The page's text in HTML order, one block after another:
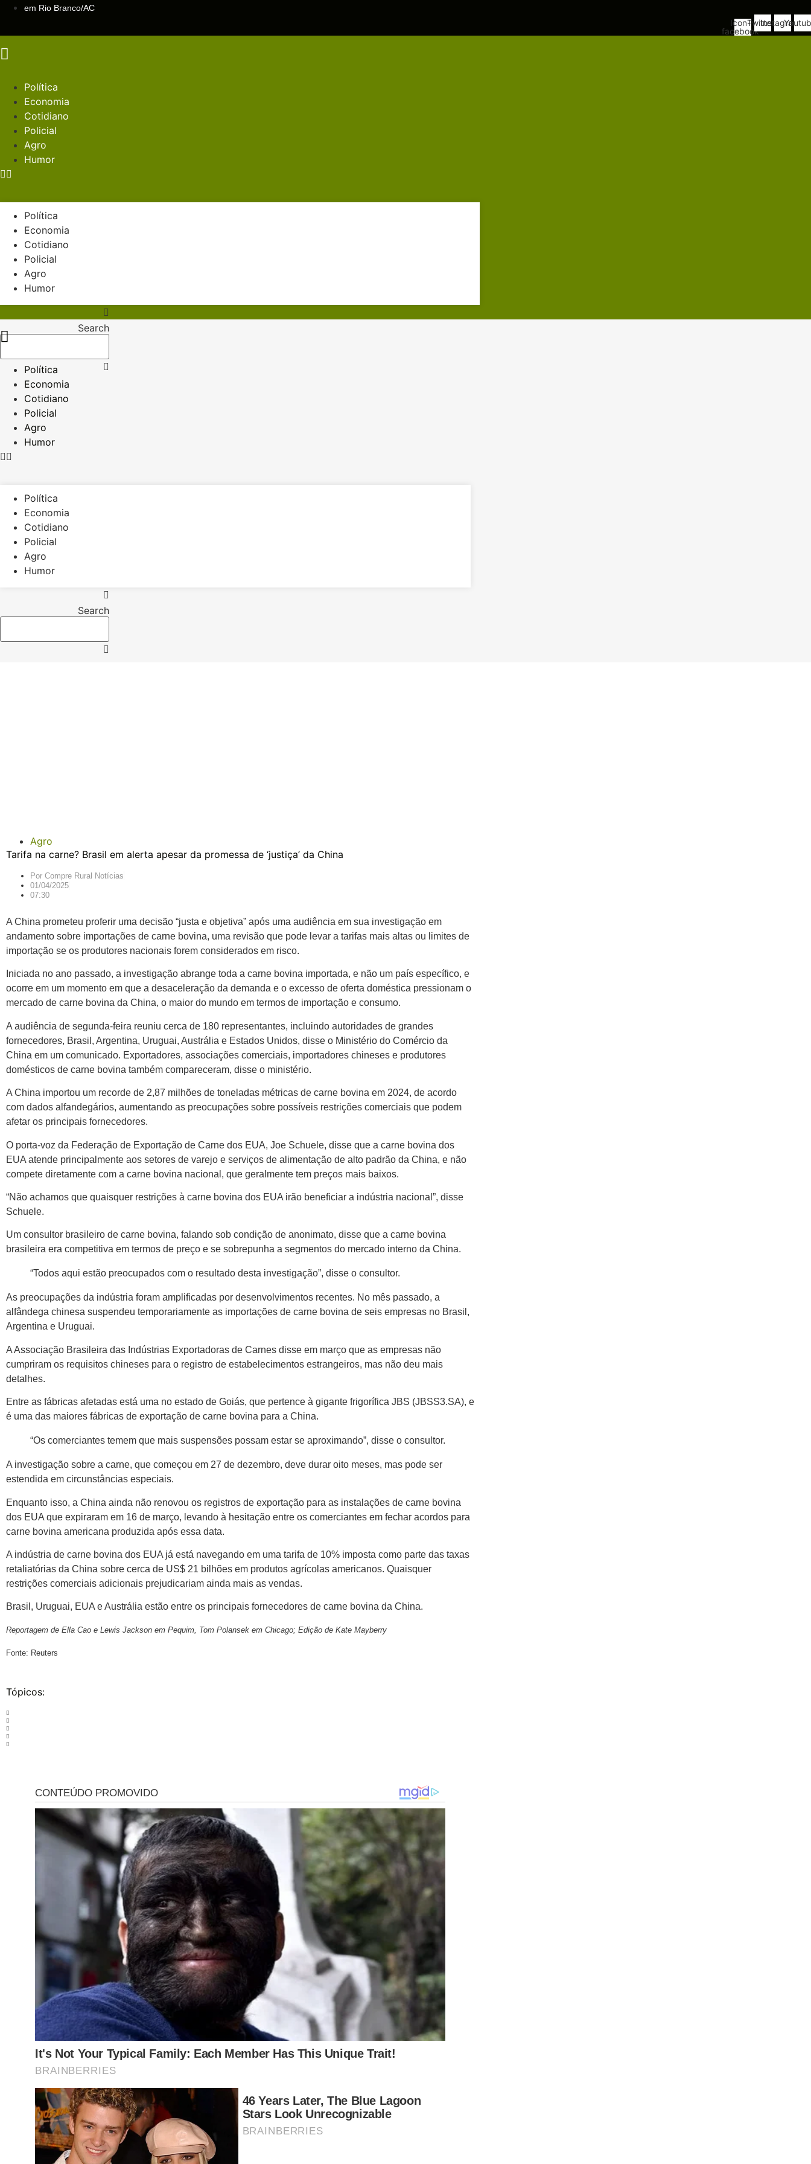
o
conteúdo
em Rio Branco/AC
Icon-
facebook
TwitterInstagram
Política
Economia
Cotidiano
Policial
Agro
Humor
Política
Economia
Cotidiano
Policial
Agro
Humor
Search
Política
Economia
Cotidiano
Policial
Agro
Humor
Política
Economia
Cotidiano
Policial
Agro
Humor
Search
Agro
Tarifa na carne? Brasil em alerta apesar da promessa de ‘justiça’ da China
Por Compre Rural Notícias
01/04/2025
07:30
A China prometeu proferir uma decisão “justa e objetiva” após uma audiência em sua investigação em
andamento sobre importações de carne bovina, uma revisão que pode levar a tarifas mais altas ou limites de
importação se os produtores nacionais forem considerados em risco.
Iniciada no ano passado, a investigação abrange toda a carne bovina importada, e não um país específico, e
ocorre em um momento em que a desaceleração da demanda e o excesso de oferta doméstica pressionam o
mercado de carne bovina da China, o maior do mundo em termos de importação e consumo.
A audiência de segunda-feira reuniu cerca de 180 representantes, incluindo autoridades de grandes
fornecedores, Brasil, Argentina, Uruguai, Austrália e Estados Unidos, disse o Ministério do Comércio da
China em um comunicado. Exportadores, associações comerciais, importadores chineses e produtores
domésticos de carne bovina também compareceram, disse o ministério.
A China importou um recorde de 2,87 milhões de toneladas métricas de carne bovina em 2024, de acordo
com dados alfandegários, aumentando as preocupações sobre possíveis restrições comerciais que podem
afetar os principais fornecedores.
O porta-voz da Federação de Exportação de Carne dos EUA, Joe Schuele, disse que a carne bovina dos
EUA atende principalmente aos setores de varejo e serviços de alimentação de alto padrão da China, e não
compete diretamente com a carne bovina nacional, que geralmente tem preços mais baixos.
“Não achamos que quaisquer restrições à carne bovina dos EUA irão beneficiar a indústria nacional”, disse
Schuele.
Um consultor brasileiro de carne bovina, falando sob condição de anonimato, disse que a carne bovina
brasileira era competitiva em termos de preço e se sobrepunha a segmentos do mercado interno da China.
“Todos aqui estão preocupados com o resultado desta investigação”, disse o consultor.
As preocupações da indústria foram amplificadas por desenvolvimentos recentes. No mês passado, a
alfândega chinesa suspendeu temporariamente as importações de carne bovina de seis empresas no Brasil,
Argentina e Uruguai.
A Associação Brasileira das Indústrias Exportadoras de Carnes disse em março que as empresas não
cumpriram os requisitos chineses para o registro de estabelecimentos estrangeiros, mas não deu mais
detalhes.
Entre as fábricas afetadas está uma no estado de Goiás, que pertence à gigante frigorífica JBS (JBSS3.SA), e
é uma das maiores fábricas de exportação de carne bovina para a China.
“Os comerciantes temem que mais suspensões possam estar se aproximando”, disse o consultor.
A investigação sobre a carne, que começou em 27 de dezembro, deve durar oito meses, mas pode ser
estendida em circunstâncias especiais.
Enquanto isso, a China ainda não renovou os registros de exportação para as instalações de carne bovina
dos EUA que expiraram em 16 de março, levando à hesitação entre os comerciantes em fechar acordos para
carne bovina americana produzida após essa data.
A indústria de carne bovina dos EUA já está navegando em uma tarifa de 10% imposta como parte das taxas
retaliatórias da China sobre cerca de US$ 21 bilhões em produtos agrícolas americanos. Quaisquer
restrições comerciais adicionais prejudicariam ainda mais as vendas.
Brasil, Uruguai, EUA e Austrália estão entre os principais fornecedores de carne bovina da China.
Reportagem de Ella Cao e Lewis Jackson em Pequim, Tom Polansek em Chicago; Edição de Kate Mayberry
Fonte: Reuters
Tópicos: